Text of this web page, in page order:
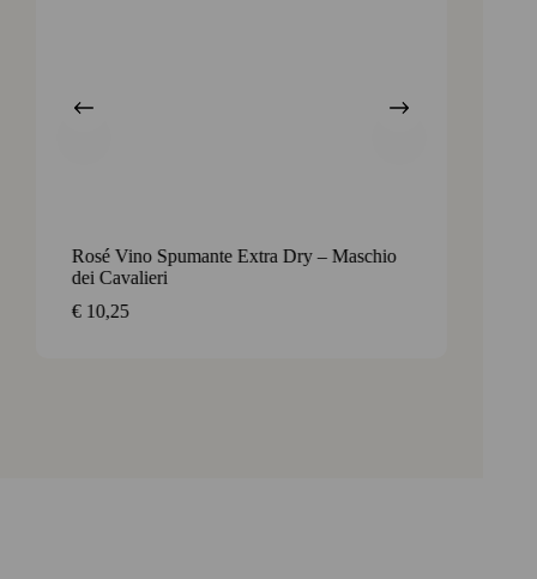
Rosé Vino Spumante Extra Dry – Maschio
dei Cavalieri
€ 10,25